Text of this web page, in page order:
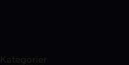
Kategorier